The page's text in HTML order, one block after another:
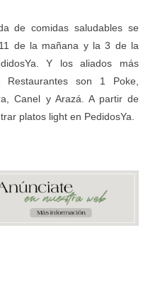
de comidas saludables se
de la mañana y la 3 de la
Y los aliados más
son 1 Poke,
Canel y Arazá. A partir de
platos light en PedidosYa.